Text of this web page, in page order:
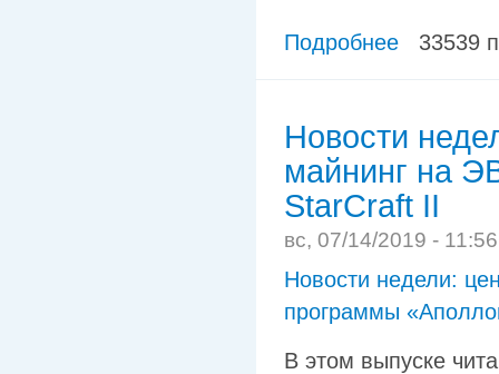
Подробнее 33539
Новости
майнинг на
StarCraft II
вс, 07/14/2019 -
Новости недели:
программы
В этом выпуске